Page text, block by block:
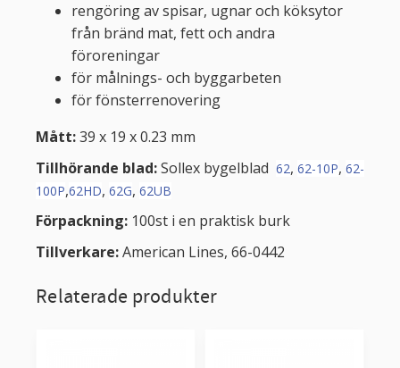
rengöring av spisar, ugnar och köksytor
från bränd mat, fett och andra
föroreningar
för målnings- och byggarbeten
för fönsterrenovering
Mått:39 x 19 x 0.23 mm
Tillhörande blad:Sollex bygelblad 62, 62-10P, 62-
100P,62HD, 62G, 62UB
Förpackning: 100st i en praktisk burk
Tillverkare:American Lines, 66-0442
Relaterade produkter